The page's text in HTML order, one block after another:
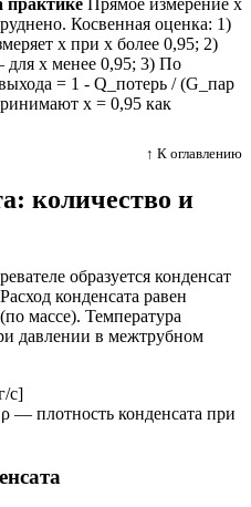
практике Прямое измерение x
Косвенная оценка: 1)
x при x более 0,95; 2)
x менее 0,95; 3) По
= 1 - Q_потерь / (G_пар
x = 0,95 как
↑ К оглавлению
количество и
образуется конденсат
конденсата равен
массе). Температура
давлении в межтрубном
с]
— плотность конденсата при